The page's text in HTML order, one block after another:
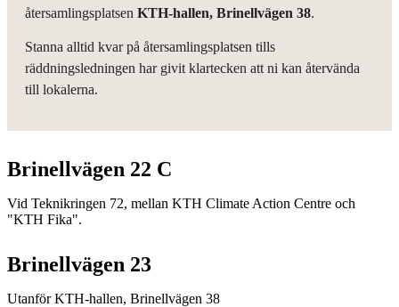
återsamlingsplatsen KTH-hallen, Brinellvägen 38.
Stanna alltid kvar på återsamlingsplatsen tills
räddningsledningen har givit klartecken att ni kan återvända
till lokalerna.
Brinellvägen 22 C
Vid Teknikringen 72, mellan KTH Climate Action Centre och
"KTH Fika".
Brinellvägen 23
Utanför KTH-hallen, Brinellvägen 38